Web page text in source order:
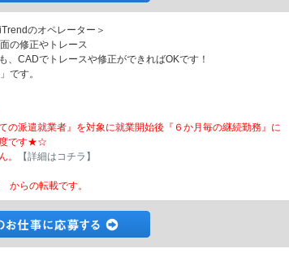
のオペレーター＞
の修正やトレース
CADでトレースや修正ができればOKです！
です。
派遣就業者』を対象に就業開始後『６か月毎の継続勤務』に
度です★☆
。
【詳細はコチラ】
からの転載です。